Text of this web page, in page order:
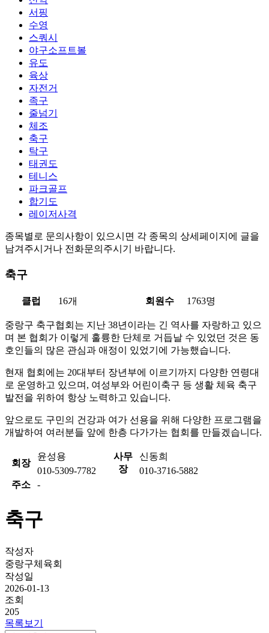
서핑
수영
스쿼시
야구소프트볼
유도
육상
자전거
족구
줄넘기
체조
축구
탁구
태권도
테니스
파크골프
합기도
레이저사격
종목별로 문의사항이 있으시면 각 종목의 상세페이지에 글을
남겨주시거나 전화문의주시기 바랍니다.
축구
클럽 16개 회원수 1763명
중랑구 축구협회는 지난 38년이라는 긴 역사를 자랑하고 있으
며 본 협회가 이렇게 훌륭한 단체로 거듭날 수 있었던 것은 동
호인들의 많은 관심과 애정이 있었기에 가능했습니다.
현재 협회에는 20대부터 장년부에 이르기까지 다양한 연령대
로 운영하고 있으며, 여성부와 어린이축구 등 생활 체육 축구
발전을 위하여 항상 노력하고 있습니다.
앞으로도 구민의 건강과 여가 선용을 위해 다양한 프로그램을
개발하여 여러분들 앞에 한층 다가가는 협회를 만들겠습니다.
회장
윤성용
사무
장
신동희
010-5309-7782
010-3716-5882
주소
-
축구
작성자
중랑구체육회
작성일
2026-01-13
조회
205
목록보기